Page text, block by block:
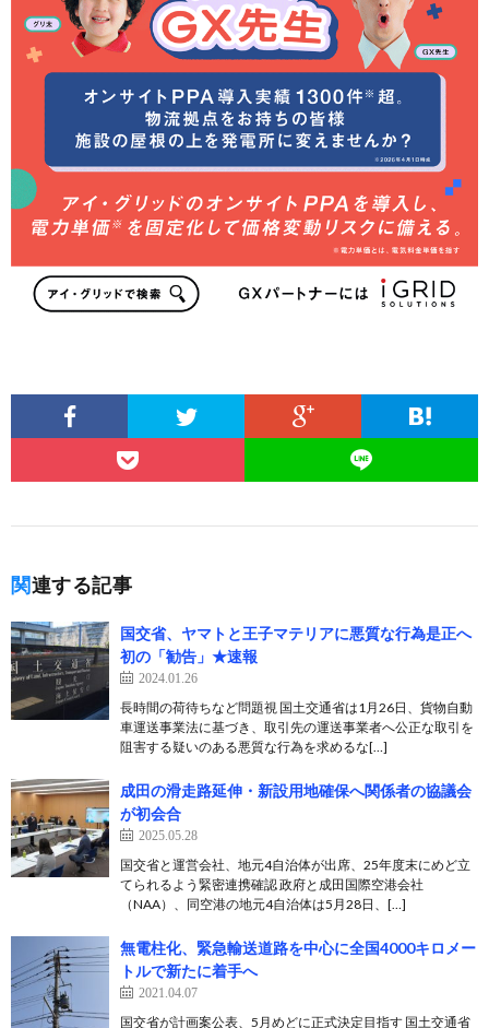
関連する記事
国交省、ヤマトと王子マテリアに悪質な行為是正へ
初の「勧告」★速報
2024.01.26
長時間の荷待ちなど問題視 国土交通省は1月26日、貨物自動
車運送事業法に基づき、取引先の運送事業者へ公正な取引を
阻害する疑いのある悪質な行為を求めるな[…]
成田の滑走路延伸・新設用地確保へ関係者の協議会
が初会合
2025.05.28
国交省と運営会社、地元4自治体が出席、25年度末にめど立
てられるよう緊密連携確認 政府と成田国際空港会社
（NAA）、同空港の地元4自治体は5月28日、[…]
無電柱化、緊急輸送道路を中心に全国4000キロメー
トルで新たに着手へ
2021.04.07
国交省が計画案公表、5月めどに正式決定目指す 国土交通省